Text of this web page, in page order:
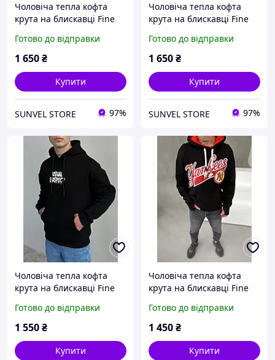
Чоловіча тепла кофта
крута на блискавці Fine
Готово до відправки
1 650₴
Купити
SUNVEL STORE 97%
Чоловіча тепла кофта
крута на блискавці Fine
Готово до відправки
1 650₴
Купити
SUNVEL STORE 97%
Чоловіча тепла кофта
крута на блискавці Fine
Готово до відправки
1 550₴
Купити
Чоловіча тепла кофта
крута на блискавці Fine
Готово до відправки
1 450₴
Купити